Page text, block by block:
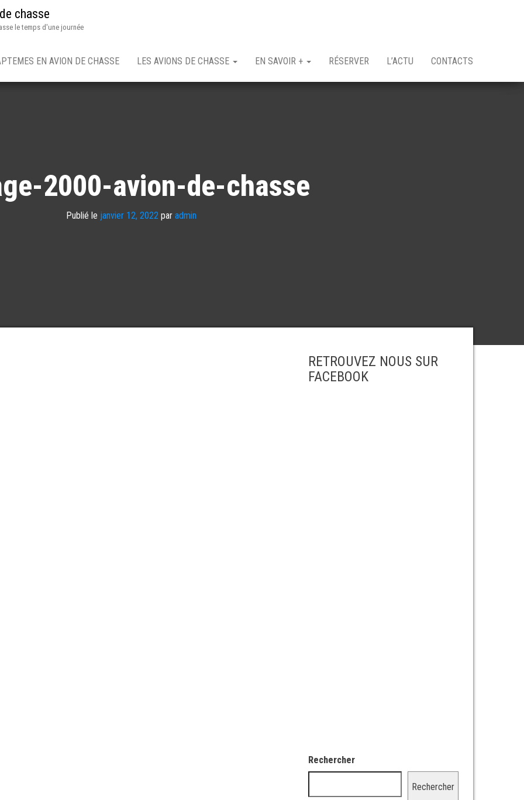
chasse
le temps d'une journée
EN AVION DE CHASSE LES AVIONS DE CHASSE EN SAVOIR + RÉSERVER L’ACTU CONTACTS
2000-avion-de-chasse
Publié le janvier 12, 2022 par admin
RETROUVEZ NOUS SUR
FACEBOOK
Rechercher
Rechercher